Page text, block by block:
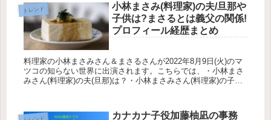
トレンド
小林まさみ(料理家)の夫/旦那や
子供は?まさるとは義父の関係!
プロフィール経歴まとめ
料理家の小林まさみさん＆まさるさんが2022年8月9日(火)のマ
ツコの知らない世界に出演されます。こちらでは、・小林まさ
みさん(料理家)の夫(旦那)は？・小林まさみさん(料理家)の子ど
カナカナ子役加藤柚凪の事務